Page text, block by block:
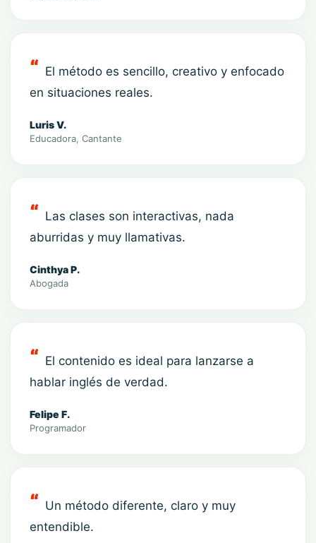
El método es sencillo, creativo y enfocado
en situaciones reales.
Luris V.
Educadora, Cantante
Las clases son interactivas, nada
aburridas y muy llamativas.
Cinthya P.
Abogada
El contenido es ideal para lanzarse a
hablar inglés de verdad.
Felipe F.
Programador
Un método diferente, claro y muy
entendible.